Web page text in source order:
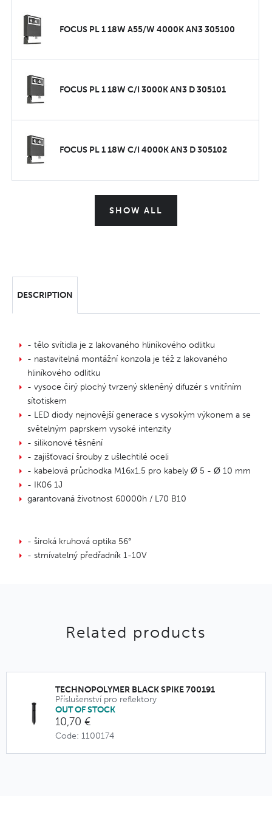
FOCUS PL 1 18W A55/W 4000K AN3 305100
FOCUS PL 1 18W C/I 3000K AN3 D 305101
FOCUS PL 1 18W C/I 4000K AN3 D 305102
SHOW ALL
DESCRIPTION
- tělo svítidla je z lakovaného hliníkového odlitku
- nastavitelná montážní konzola je též z lakovaného
hliníkového odlitku
- vysoce čirý plochý tvrzený skleněný difuzér s vnitřním
sítotiskem
- LED diody nejnovější generace s vysokým výkonem a se
světelným paprskem vysoké intenzity
- silikonové těsnění
- zajišťovací šrouby z ušlechtilé oceli
- kabelová průchodka M16x1,5 pro kabely Ø 5 - Ø 10 mm
- IK06 1J
garantovaná životnost 60000h / L70 B10
- široká kruhová optika 56°
- stmívatelný předřadník 1-10V
Related products
TECHNOPOLYMER BLACK SPIKE 700191
Příslušenství pro reflektory
OUT OF STOCK
10,70 €
Code: 1100174